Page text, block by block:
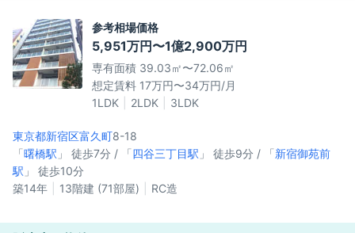
参考相場価格
5,951万円〜1億2,900万円
専有面積 39.03㎡〜72.06㎡
想定賃料 17万円〜34万円/月
1LDK
2LDK 3LDK
東京都新宿区富久町8-18
「曙橋駅 」 徒歩7分 / 「四谷三丁目駅 」 徒歩9分 / 「新宿御苑前
駅 」 徒歩10分
築14年
13階建 (71部屋) RC造